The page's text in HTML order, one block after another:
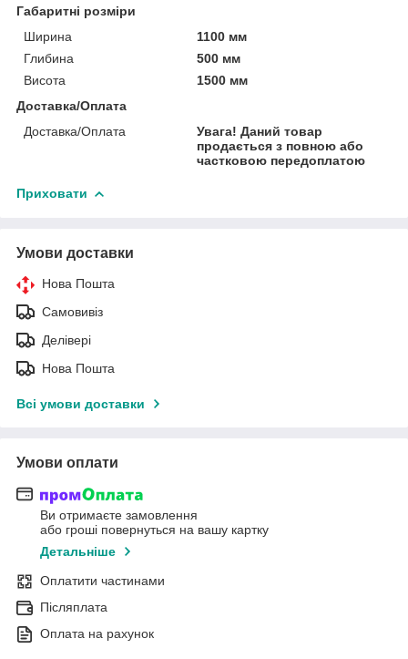
Габаритні розміри
Ширина
1100 мм
Глибина
500 мм
Висота
1500 мм
Доставка/Оплата
Доставка/Оплата
Увага! Даний товар
продається з повною або
частковою передоплатою
Приховати
Умови доставки
Нова Пошта
Самовивіз
Делівері
Нова Пошта
Всі умови доставки
Умови оплати
Ви отримаєте замовлення
або гроші повернуться на вашу картку
Детальніше
Оплатити частинами
Післяплата
Оплата на рахунок